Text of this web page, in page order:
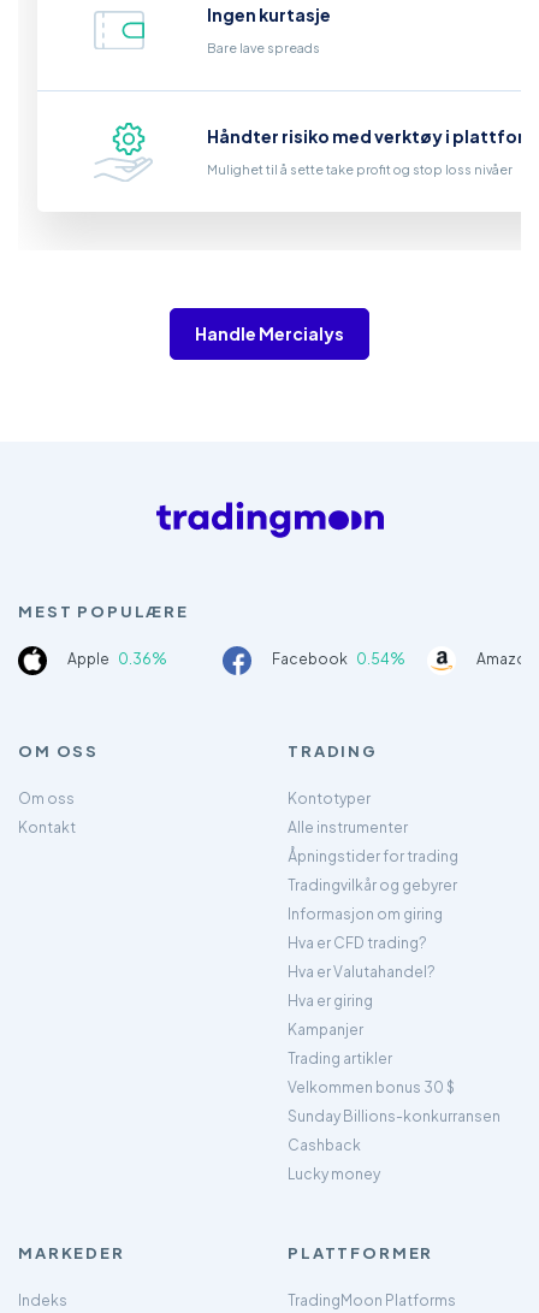
Ingen kurtasje
Bare lave spreads
Håndter risiko med verktøy i
Mulighet til å sette take profit og stop loss nivåer
Handle Mercialys
MEST POPULÆRE
Apple 0.36% Facebook 0.54%
OM OSS
Om oss
Kontakt
TRADING
Kontotyper
Alle instrumenter
Åpningstider for trading
Tradingvilkår og gebyrer
Informasjon om giring
Hva er CFD trading?
Hva er Valutahandel?
Hva er giring
Kampanjer
Trading artikler
Velkommen bonus 30 $
Sunday Billions-konkurransen
Cashback
Lucky money
MARKEDER
Indeks
PLATTFORMER
TradingMoon Platforms